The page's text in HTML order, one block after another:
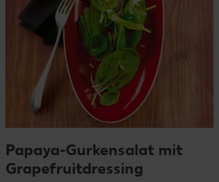
Papaya-Gurkensalat mit
Grapefruitdressing